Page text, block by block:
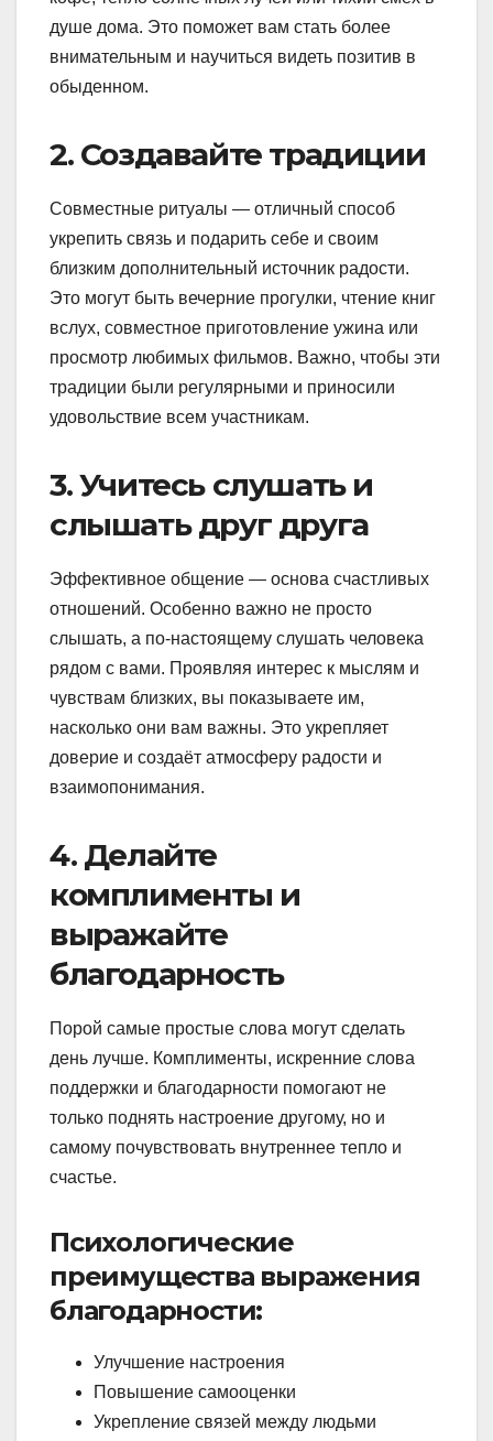
душе дома. Это поможет вам стать более
внимательным и научиться видеть позитив в
обыденном.
2. Создавайте традиции
Совместные ритуалы — отличный способ
укрепить связь и подарить себе и своим
близким дополнительный источник радости.
Это могут быть вечерние прогулки, чтение книг
вслух, совместное приготовление ужина или
просмотр любимых фильмов. Важно, чтобы эти
традиции были регулярными и приносили
удовольствие всем участникам.
3. Учитесь слушать и
слышать друг друга
Эффективное общение — основа счастливых
отношений. Особенно важно не просто
слышать, а по-настоящему слушать человека
рядом с вами. Проявляя интерес к мыслям и
чувствам близких, вы показываете им,
насколько они вам важны. Это укрепляет
доверие и создаёт атмосферу радости и
взаимопонимания.
4. Делайте
комплименты и
выражайте
благодарность
Порой самые простые слова могут сделать
день лучше. Комплименты, искренние слова
поддержки и благодарности помогают не
только поднять настроение другому, но и
самому почувствовать внутреннее тепло и
счастье.
Психологические
преимущества выражения
благодарности:
Улучшение настроения
Повышение самооценки
Укрепление связей между людьми